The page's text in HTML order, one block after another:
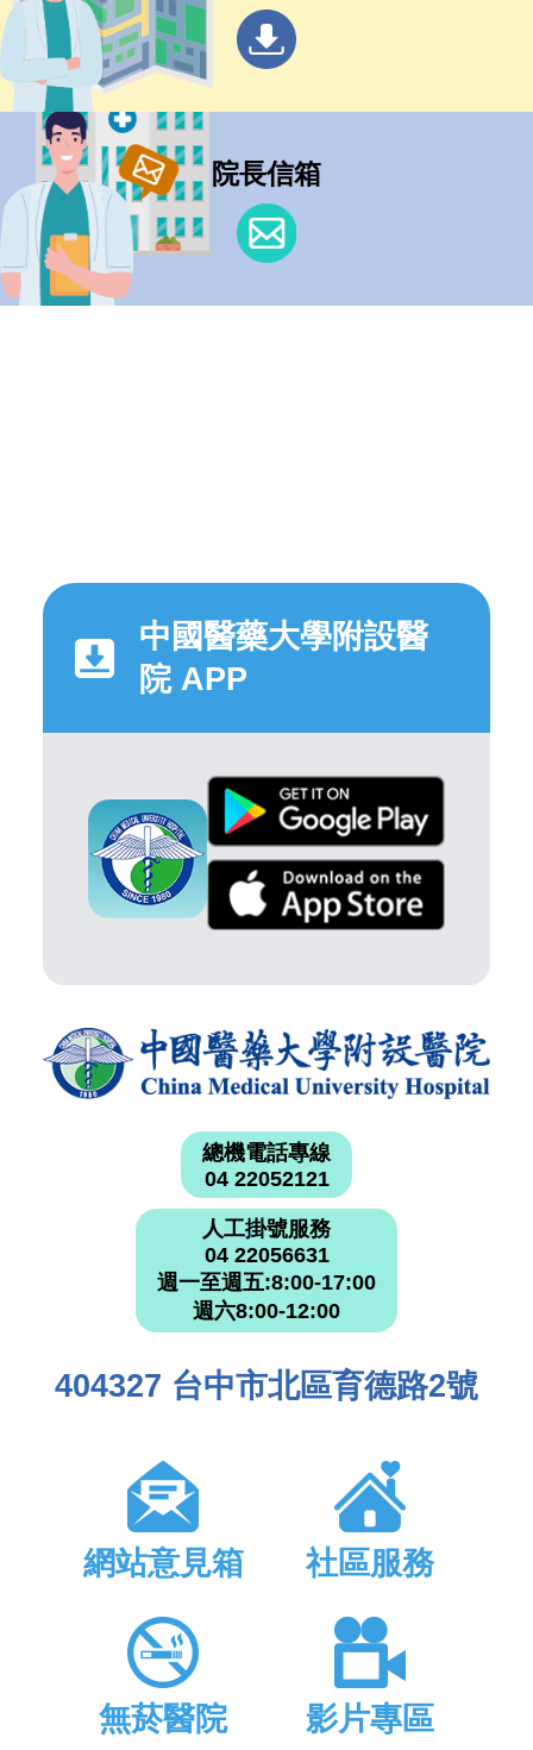
院長信箱
中國醫藥大學附設醫
院 APP
總機電話專線
04 22052121
人工掛號服務
04 22056631
週一至週五:8:00-17:00
週六8:00-12:00
404327 台中市北區育德路2號
網站意見箱 社區服務
無菸醫院 影片專區